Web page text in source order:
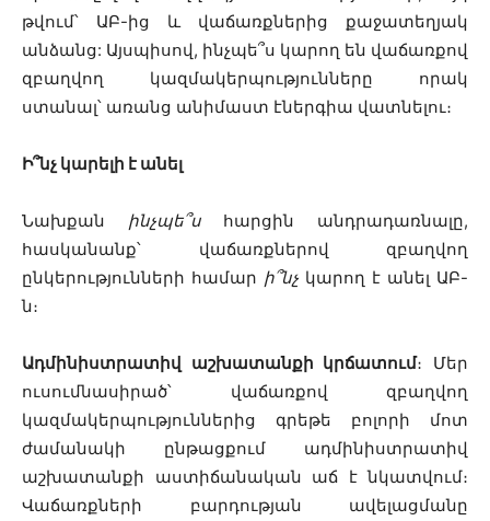
թվում՝ ԱԲ-ից և վաճառքներից քաջատեղյակ
անձանց: Այսպիսով, ինչպե՞ս կարող են վաճառքով
զբաղվող կազմակերպությունները որակ
ստանալ՝ առանց անիմաստ էներգիա վատնելու։
Ի՞նչ կարելի է անել
Նախքան ինչպե՞ս հարցին անդրադառնալը,
հասկանանք՝ վաճառքներով զբաղվող
ընկերությունների համար ի՞նչ կարող է անել ԱԲ-
ն։
Ադմինիստրատիվ աշխատանքի կրճատում։ Մեր
ուսումնասիրած՝ վաճառքով զբաղվող
կազմակերպություններից գրեթե բոլորի մոտ
ժամանակի ընթացքում ադմինիստրատիվ
աշխատանքի աստիճանական աճ է նկատվում։
Վաճառքների բարդության ավելացմանը